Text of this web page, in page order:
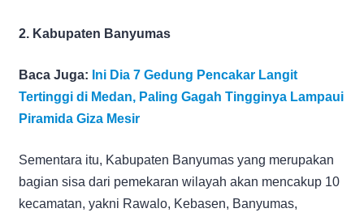
2. Kabupaten Banyumas
Baca Juga: Ini Dia 7 Gedung Pencakar Langit
Tertinggi di Medan, Paling Gagah Tingginya Lampaui
Piramida Giza Mesir
Sementara itu, Kabupaten Banyumas yang merupakan
bagian sisa dari pemekaran wilayah akan mencakup 10
kecamatan, yakni Rawalo, Kebasen, Banyumas,